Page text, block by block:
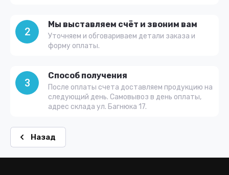
2
Мы выставляем счёт и звоним вам
Уточняем и обговариваем детали заказа и
форму оплаты.
3
Способ получения
После оплаты счета доставляем продукцию на
следующий день. Самовывоз в день оплаты,
адрес склада ул. Багнюка 17.
Назад